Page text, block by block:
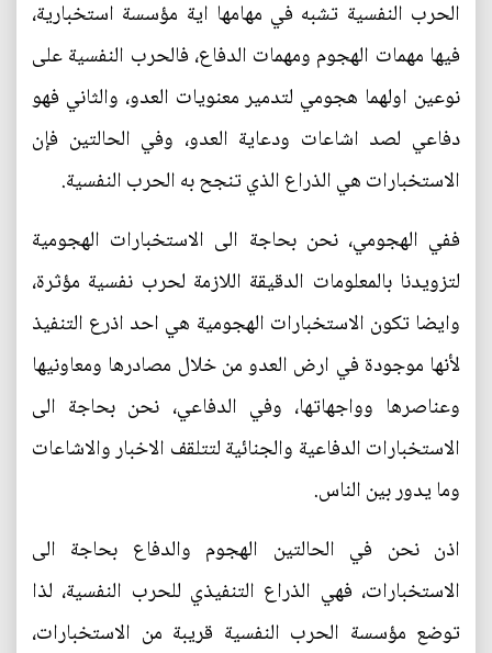
الحرب النفسية تشبه في مهامها اية مؤسسة استخبارية،
فيها مهمات الهجوم ومهمات الدفاع، فالحرب النفسية على
نوعين اولهما هجومي لتدمير معنويات العدو، والثاني فهو
دفاعي لصد اشاعات ودعاية العدو، وفي الحالتين فإن
الاستخبارات هي الذراع الذي تنجح به الحرب النفسية.
ففي الهجومي، نحن بحاجة الى الاستخبارات الهجومية
لتزويدنا بالمعلومات الدقيقة اللازمة لحرب نفسية مؤثرة،
وايضا تكون الاستخبارات الهجومية هي احد اذرع التنفيذ
لأنها موجودة في ارض العدو من خلال مصادرها ومعاونيها
وعناصرها وواجهاتها، وفي الدفاعي، نحن بحاجة الى
الاستخبارات الدفاعية والجنائية لتتلقف الاخبار والاشاعات
وما يدور بين الناس.
اذن نحن في الحالتين الهجوم والدفاع بحاجة الى
الاستخبارات، فهي الذراع التنفيذي للحرب النفسية، لذا
توضع مؤسسة الحرب النفسية قريبة من الاستخبارات،